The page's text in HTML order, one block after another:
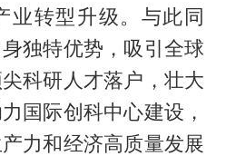
业转型升级。与此同
独特优势，吸引全球
科研人才落户，壮大
国际创科中心建设，
力和经济高质量发展